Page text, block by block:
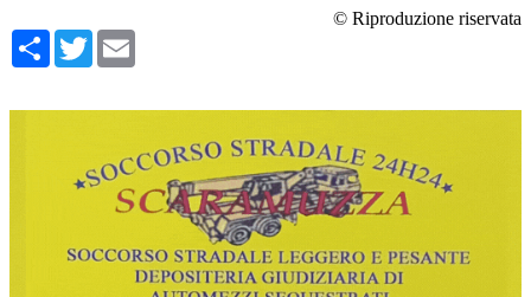
© Riproduzione riservata
Condividi
Twitter